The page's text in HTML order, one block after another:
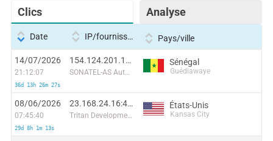
Clics Analyse
Date IP/fournisseur Pays/ville
14/07/2026
21:12:07
36d 13h 26m 27s
154.124.201.137:50072
SONATEL-AS Autonomous System
Sénégal
Guédiawaye
08/06/2026
07:45:40
29d 8h 1m 13s
23.168.24.16:49360
Tritan Development
États-Unis
Kansas City